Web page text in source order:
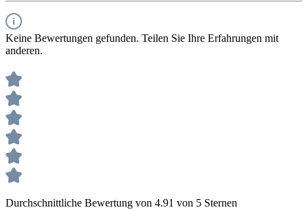
Keine Bewertungen gefunden. Teilen Sie Ihre Erfahrungen mit
anderen.
Durchschnittliche Bewertung von 4.91 von 5 Sternen